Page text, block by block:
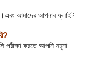
আমাদের আপনার ফ্লাইট
পরীক্ষা করতে আপনি নমুনা